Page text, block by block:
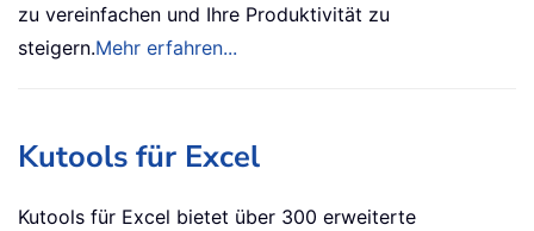
zu vereinfachen und Ihre Produktivität zu
steigern.Mehr erfahren...
Kutools für Excel
Kutools für Excel bietet über 300 erweiterte